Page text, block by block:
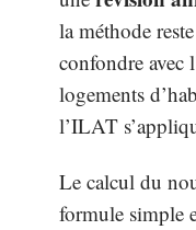
la méthode
confondre avec
logements
l’ILAT
Le calcul du
formule simple